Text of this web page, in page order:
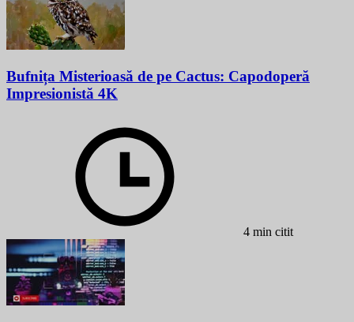
Bufnița Misterioasă de pe Cactus: Capodoperă
Impresionistă 4K
4 min citit